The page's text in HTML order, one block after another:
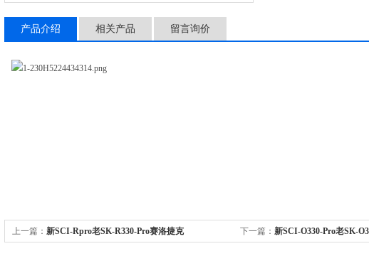
产品介绍 相关产品 留言询价
上一篇： 新SCI-Rpro老SK-R330-Pro赛洛捷克 下一篇： 新SCI-O330-Pro老SK-